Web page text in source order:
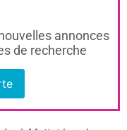
annonces
de recherche